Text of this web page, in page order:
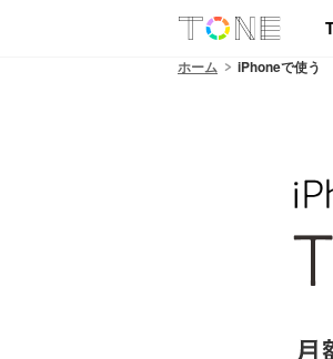
ホーム iPhoneで使う